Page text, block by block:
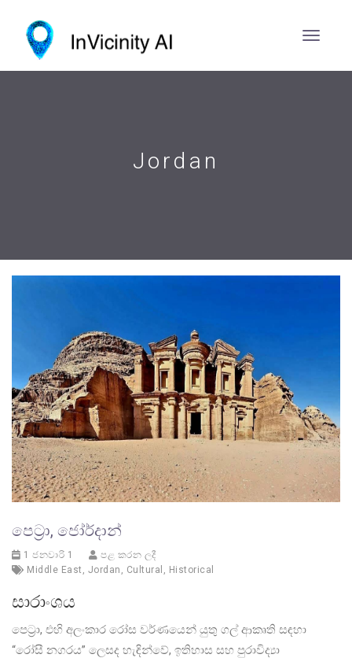
Jordan
පෙට්‍රා, ජෝර්දාන්
1 ජනවාරි 1
පළ කරන ලදී
Middle East , Jordan , Cultural , Historical
සාරාංශය
පෙට්‍රා, එහි අලංකාර රෝස වර්ණයෙන් යුතු ගල් ආකෘති සඳහා
“රෝසී නගරය” ලෙසද හැඳින්වේ, ඉතිහාස සහ පුරාවිද්‍යා